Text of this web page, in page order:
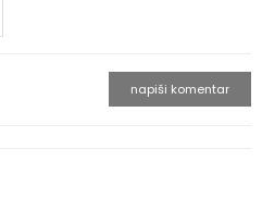
napiši komentar